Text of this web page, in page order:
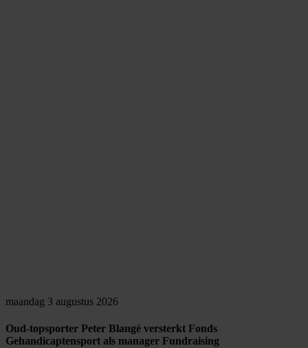
maandag 3 augustus 2026
Oud-topsporter Peter Blangé versterkt Fonds
Gehandicaptensport als manager Fundraising